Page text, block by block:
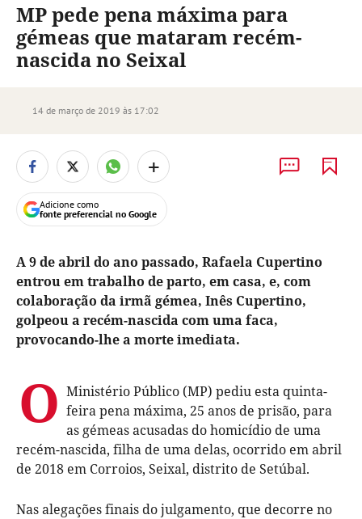
MP pede pena máxima para
gémeas que mataram recém-
nascida no Seixal
14 de março de 2019 às 17:02
+
Adicione como
fonte preferencial no Google
A 9 de abril do ano passado, Rafaela Cupertino
entrou em trabalho de parto, em casa, e, com
colaboração da irmã gémea, Inês Cupertino,
golpeou a recém-nascida com uma faca,
provocando-lhe a morte imediata.
O Ministério Público (MP) pediu esta quinta-
feira pena máxima, 25 anos de prisão, para
as gémeas acusadas do homicídio de uma
recém-nascida, filha de uma delas, ocorrido em abril
de 2018 em Corroios, Seixal, distrito de Setúbal.
Nas alegações finais do julgamento, que decorre no